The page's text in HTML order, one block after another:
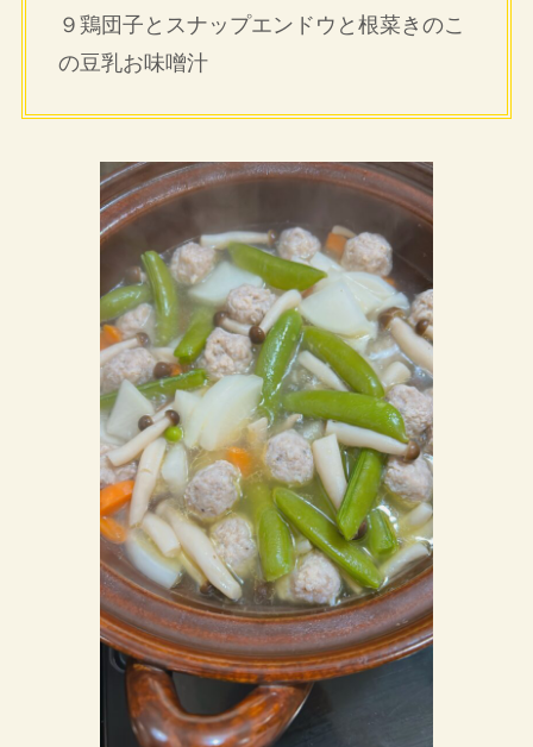
９鶏団子とスナップエンドウと根菜きのこ
の豆乳お味噌汁